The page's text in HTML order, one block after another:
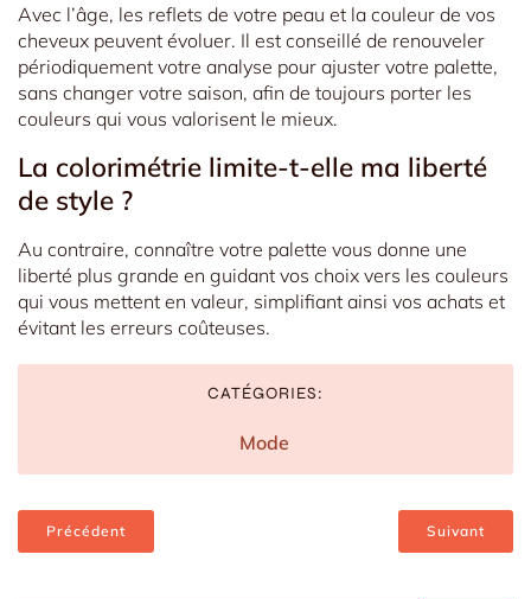
Avec l’âge, les reflets de votre peau et la couleur de vos
cheveux peuvent évoluer. Il est conseillé de renouveler
périodiquement votre analyse pour ajuster votre palette,
sans changer votre saison, afin de toujours porter les
couleurs qui vous valorisent le mieux.
La colorimétrie limite-t-elle ma liberté
de style ?
Au contraire, connaître votre palette vous donne une
liberté plus grande en guidant vos choix vers les couleurs
qui vous mettent en valeur, simplifiant ainsi vos achats et
évitant les erreurs coûteuses.
CATÉGORIES:
Mode
Précédent Suivant